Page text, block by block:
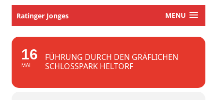
Ratinger Jonges MENU
16
MAI
FÜHRUNG DURCH DEN GRÄFLICHEN
SCHLOSSPARK HELTORF